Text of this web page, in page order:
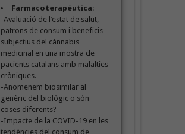
Farmacoterapèutica:
-Avaluació de l’estat de salut,
patrons de consum i beneficis
subjectius del cànnabis
medicinal en una mostra de
pacients catalans amb malalties
cròniques.
-Anomenem biosimilar al
genèric del biològic o són
coses diferents?
-Impacte de la COVID-19 en les
tendències del consum de